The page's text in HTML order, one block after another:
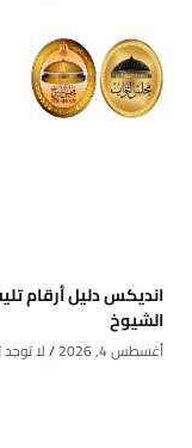
انديكس دليل أرقام
الشيوخ
أغسطس 4, 2026 لا